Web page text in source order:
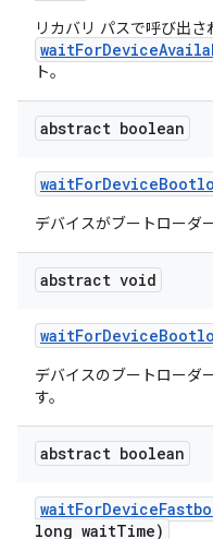
リカバリ パスで呼び出さ
ト。
abstract boolean
waitForDevice
デバイスがブートローダ
abstract void
waitForDevice
デバイスのブートローダ
す。
abstract boolean
waitForDevice
long waitTime)